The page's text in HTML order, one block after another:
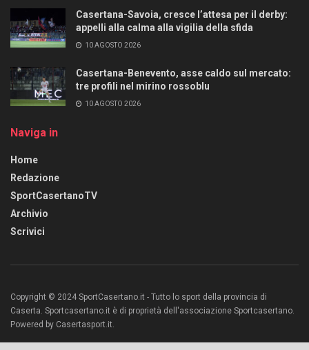
Casertana-Savoia, cresce l’attesa per il derby:
appelli alla calma alla vigilia della sfida
10 AGOSTO 2026
Casertana-Benevento, asse caldo sul mercato:
tre profili nel mirino rossoblu
10 AGOSTO 2026
Naviga in
Home
Redazione
SportCasertanoTV
Archivio
Scrivici
Copyright © 2024 SportCasertano.it - Tutto lo sport della provincia di
Caserta. Sportcasertano.it è di proprietà dell'associazione Sportcasertano.
Powered by Casertasport.it.